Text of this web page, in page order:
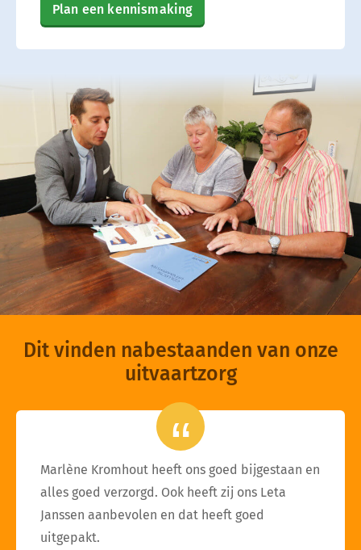
Plan een kennismaking
Dit vinden nabestaanden van onze
uitvaartzorg
Marlène Kromhout heeft ons goed bijgestaan en
alles goed verzorgd. Ook heeft zij ons Leta
Janssen aanbevolen en dat heeft goed
uitgepakt.